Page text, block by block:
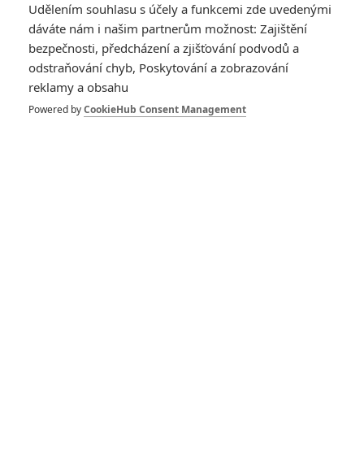
1 ČLÁNEK | 30.07.2026 20:14
Děti krve a kostí: Regulérní trailer představuje akční fantasy
dobrodružství s vůní Afriky
1ČLÁNEK | 30.07.2026 12:31
Spider-Man: Zbrusu nový den – Podle recenzí máme čekat
překvapivě emotivní a osobní film
Udělením souhlasu s účely a funkcemi zde uvedenými
dáváte nám i našim partnerům možnost: Zajištění
bezpečnosti, předcházení a zjišťování podvodů a
odstraňování chyb, Poskytování a zobrazování
reklamy a obsahu
Powered byCookieHub Consent Management